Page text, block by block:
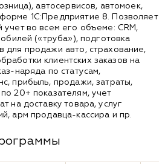
автосервисов, автомоек,
1С:Предприятие 8. Позволяет
учет во всем его объеме: CRM,
(«труба»), подготовка
для продажи авто, страхование,
клиентских заказов на
наряда по статусам,
прибыль, продажи, затраты,
20+ показателям, учет
на доставку товара, услуг
арм продавца-кассира и пр.